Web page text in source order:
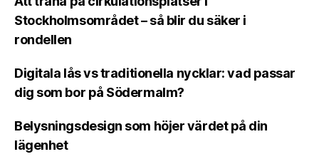
Stockholmsområdet – så blir du säker i
rondellen
Digitala lås vs traditionella nycklar: vad passar
dig som bor på Södermalm?
Belysningsdesign som höjer värdet på din
lägenhet